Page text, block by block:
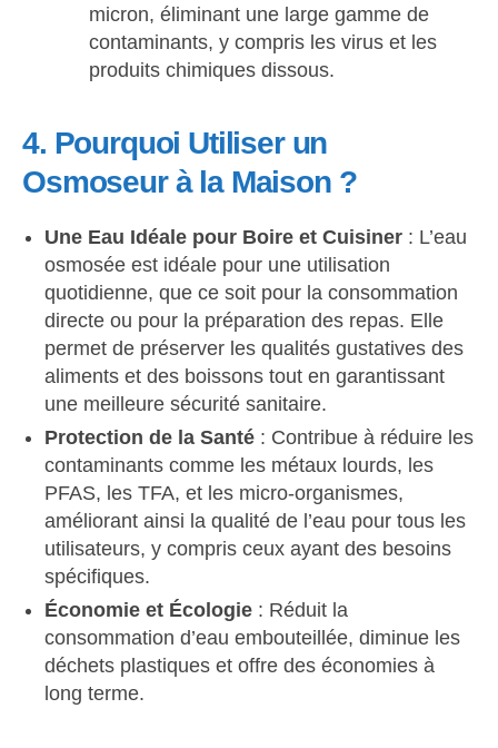
micron, éliminant une large gamme de
contaminants, y compris les virus et les
produits chimiques dissous.
4. Pourquoi Utiliser un
Osmoseur à la Maison ?
Une Eau Idéale pour Boire et Cuisiner : L’eau
osmosée est idéale pour une utilisation
quotidienne, que ce soit pour la consommation
directe ou pour la préparation des repas. Elle
permet de préserver les qualités gustatives des
aliments et des boissons tout en garantissant
une meilleure sécurité sanitaire.
Protection de la Santé : Contribue à réduire les
contaminants comme les métaux lourds, les
PFAS, les TFA, et les micro-organismes,
améliorant ainsi la qualité de l’eau pour tous les
utilisateurs, y compris ceux ayant des besoins
spécifiques.
Économie et Écologie : Réduit la
consommation d’eau embouteillée, diminue les
déchets plastiques et offre des économies à
long terme.